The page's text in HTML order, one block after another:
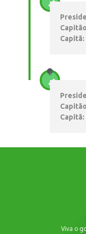
Capitã:
Capitã:
Viva o